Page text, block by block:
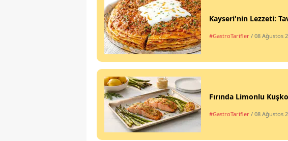
Kayseri'nin Lezzeti:
#GastroTarifler / 08 Ağustos
Fırında Limonlu
#GastroTarifler / 08 Ağustos